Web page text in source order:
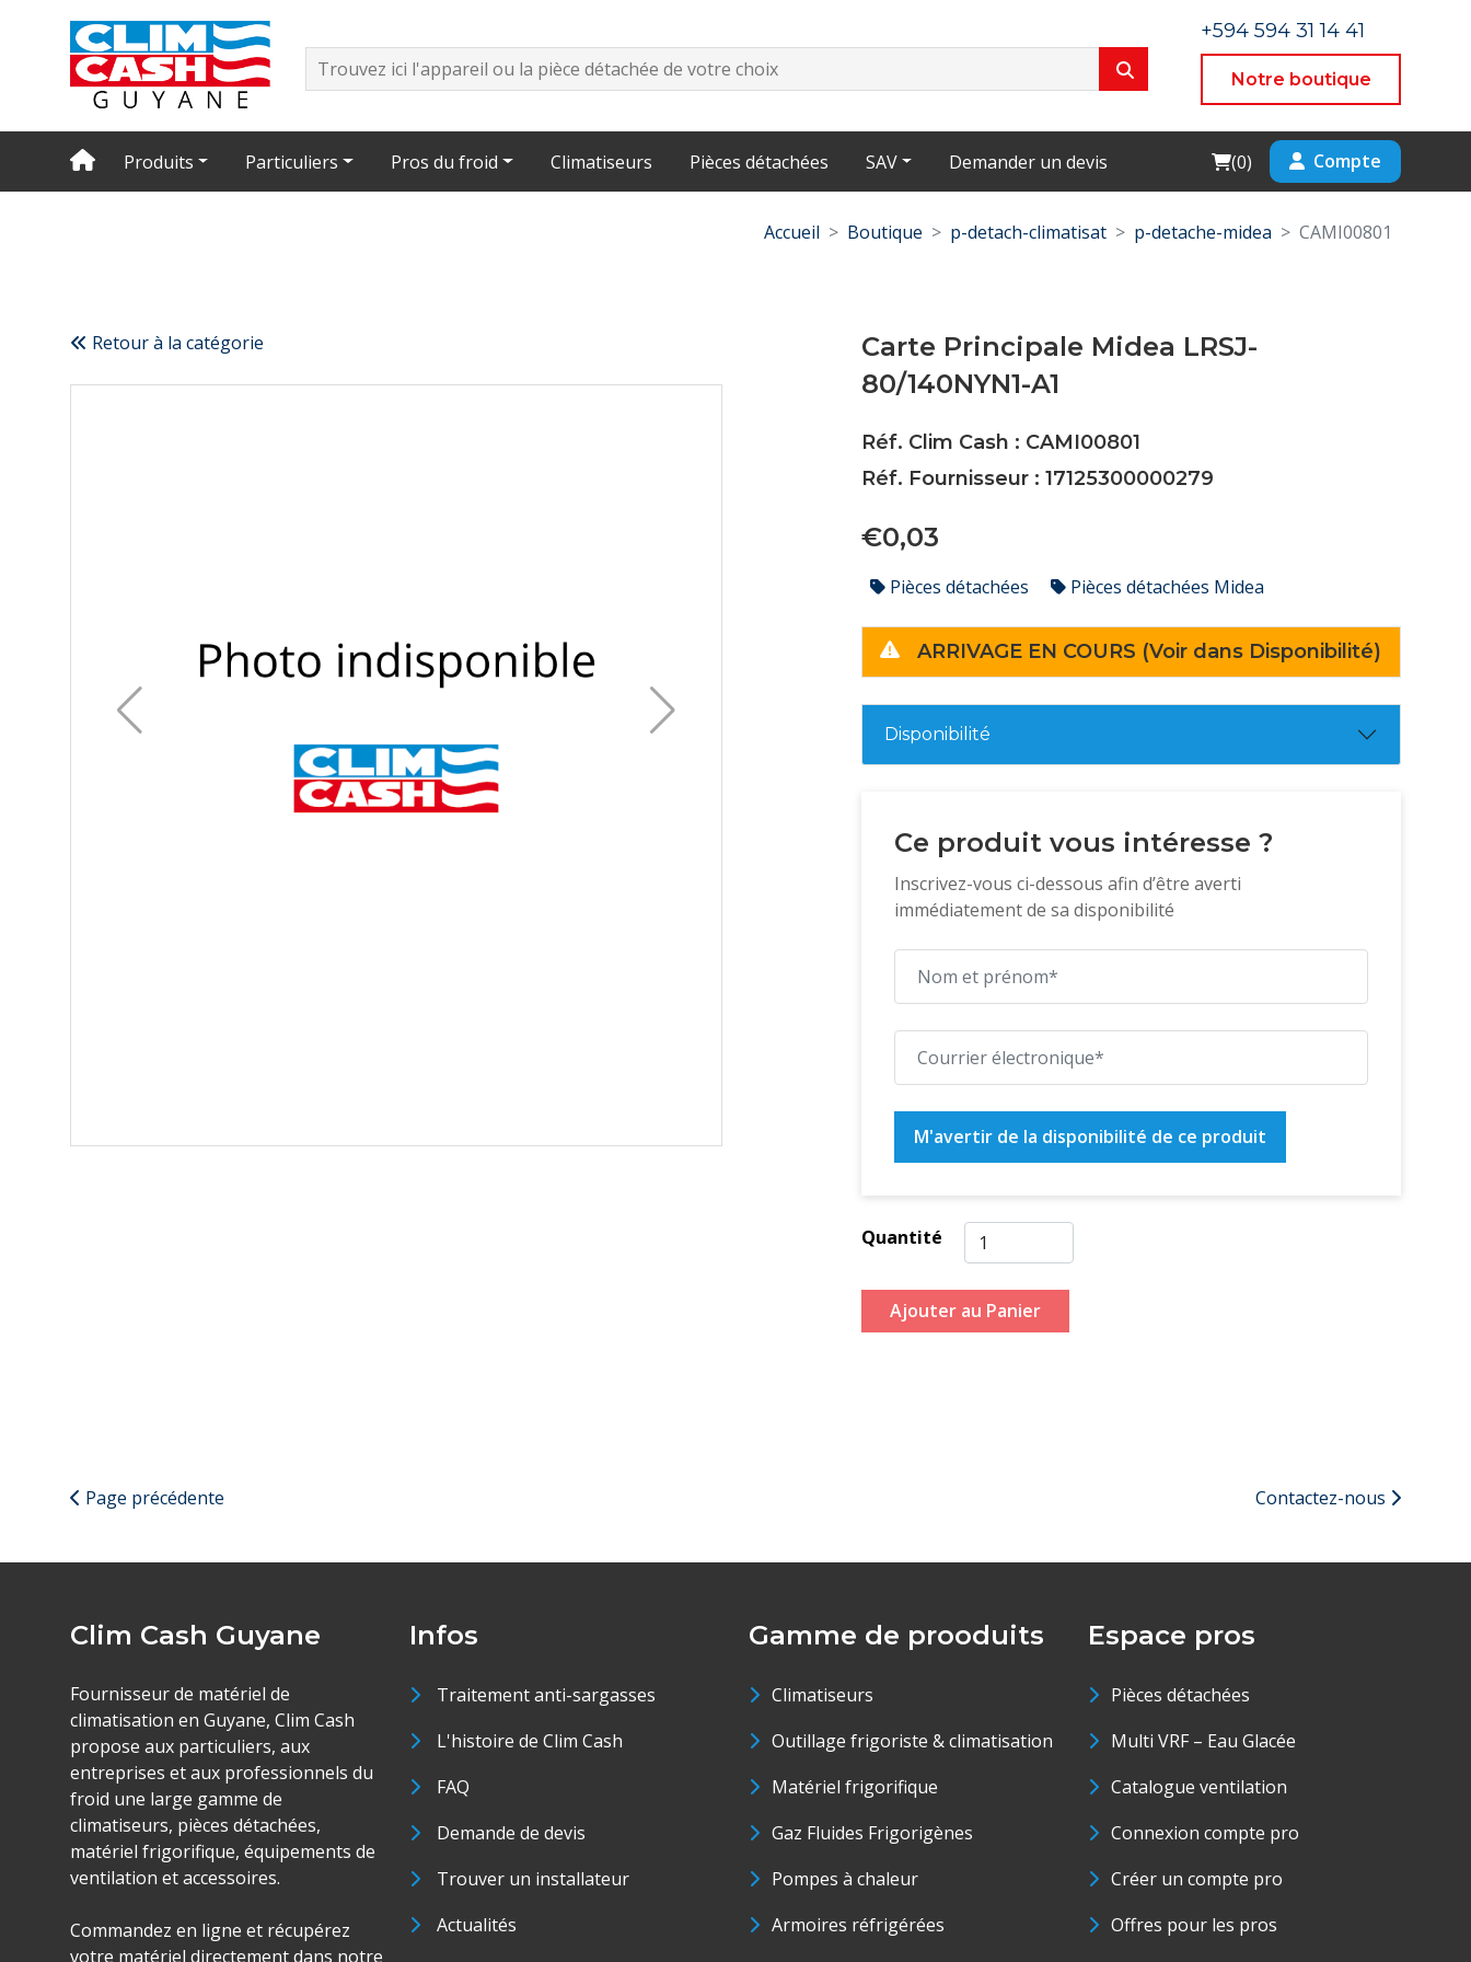
+594 594 31 14 41
Notre boutique
Produits Particuliers Pros du froid Climatiseurs Pièces détachées SAV Demander un devis Cart
(0) Compte
Accueil Boutique p-detach-climatisat p-detache-midea CAMI00801
Retour à la catégorie
Carte Principale Midea LRSJ-
80/140NYN1-A1
Réf. Clim Cash : CAMI00801
Réf. Fournisseur : 17125300000279
€0,03
Pièces détachées Pièces détachées Midea
ARRIVAGE EN COURS (Voir dans Disponibilité)
Disponibilité
Ce produit vous intéresse ?
Inscrivez-vous ci-dessous afin d’être averti
immédiatement de sa disponibilité
M'avertir de la disponibilité de ce produit
Quantité
Ajouter au Panier
Page précédente Contactez-nous
Clim Cash Guyane
Fournisseur de matériel de
climatisation en Guyane, Clim Cash
propose aux particuliers, aux
entreprises et aux professionnels du
froid une large gamme de
climatiseurs, pièces détachées,
matériel frigorifique, équipements de
ventilation et accessoires.
Commandez en ligne et récupérez
votre matériel directement dans notre
Infos
Traitement anti-sargasses
L'histoire de Clim Cash
FAQ
Demande de devis
Trouver un installateur
Actualités
Gamme de prooduits
Climatiseurs
Outillage frigoriste & climatisation
Matériel frigorifique
Gaz Fluides Frigorigènes
Pompes à chaleur
Armoires réfrigérées
Espace pros
Pièces détachées
Multi VRF – Eau Glacée
Catalogue ventilation
Connexion compte pro
Créer un compte pro
Offres pour les pros